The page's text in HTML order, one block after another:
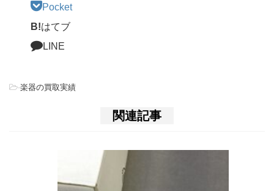
Pocket
B!はてブ
LINE
-楽器の買取実績
関連記事